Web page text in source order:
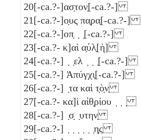
20[-ca.?-]ασ̣τον̣[-ca.?-]
21[-ca.?-]ο̣υς πα̣ρα̣[-ca.?-]
22[-ca.?-]οπ̣ ̣ ̣[-ca.?-]
23[-ca.?- κ]αὶ α̣ὐλ̣[ὴ]
24[-ca.?-] ̣ ̣ελ ̣ ̣ ̣[-ca.?-]
25[-ca.?-] Ἀπύγχι̣[-ca.?-]
26[-ca.?-] ̣τα καὶ τ̣ὸ̣ν̣
27[-ca.?- κα]ὶ αἰθ̣ρίου ̣ ̣ ̣
28[-ca.?-] ̣σ̣ ̣υτην̣
29[-ca.?-] ̣ ̣ ̣ ̣ ̣ ̣η̣ς